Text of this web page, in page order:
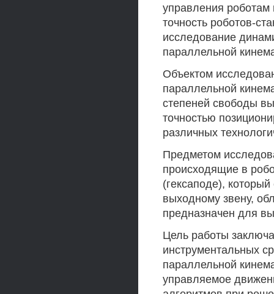
управления роботам
точность роботов-
исследование
параллельной
Объектом
параллельной
степеней свободы
точностью
различных
Предметом
происходящие в
(гексаподе),
выходному звену,
предназначен для
Цель работы
инструментальных
параллельной
управляемое